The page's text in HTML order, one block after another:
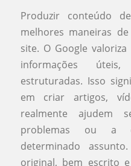
Produzir conteúdo
melhores maneiras
site. O Google
informações
estruturadas. Isso
em criar artigos,
realmente ajudem
problemas ou a
determinado
original, bem escrito